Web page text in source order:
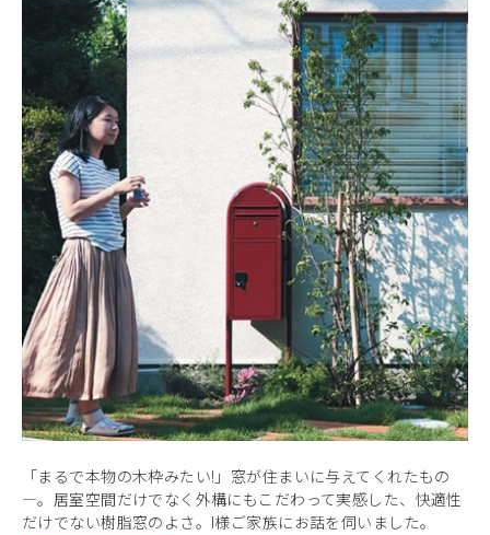
「まるで本物の木枠みたい!」窓が住まいに与えてくれたもの
―。居室空間だけでなく外構にもこだわって実感した、快適性
だけでない樹脂窓のよさ。I様ご家族にお話を伺いました。